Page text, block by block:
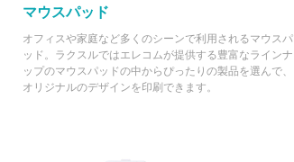
マウスパッド
オフィスや家庭など多くのシーンで利用されるマウスパ
ッド。ラクスルではエレコムが提供する豊富なラインナ
ップのマウスパッドの中からぴったりの製品を選んで、
オリジナルのデザインを印刷できます。